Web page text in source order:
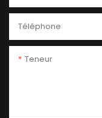
Téléphone
Teneur